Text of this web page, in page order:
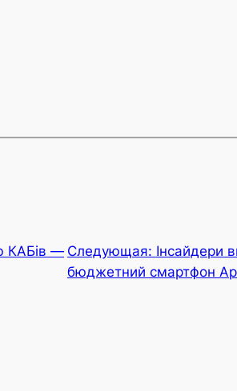
КАБів — Следующая: Інсайдери
бюджетний смартфон